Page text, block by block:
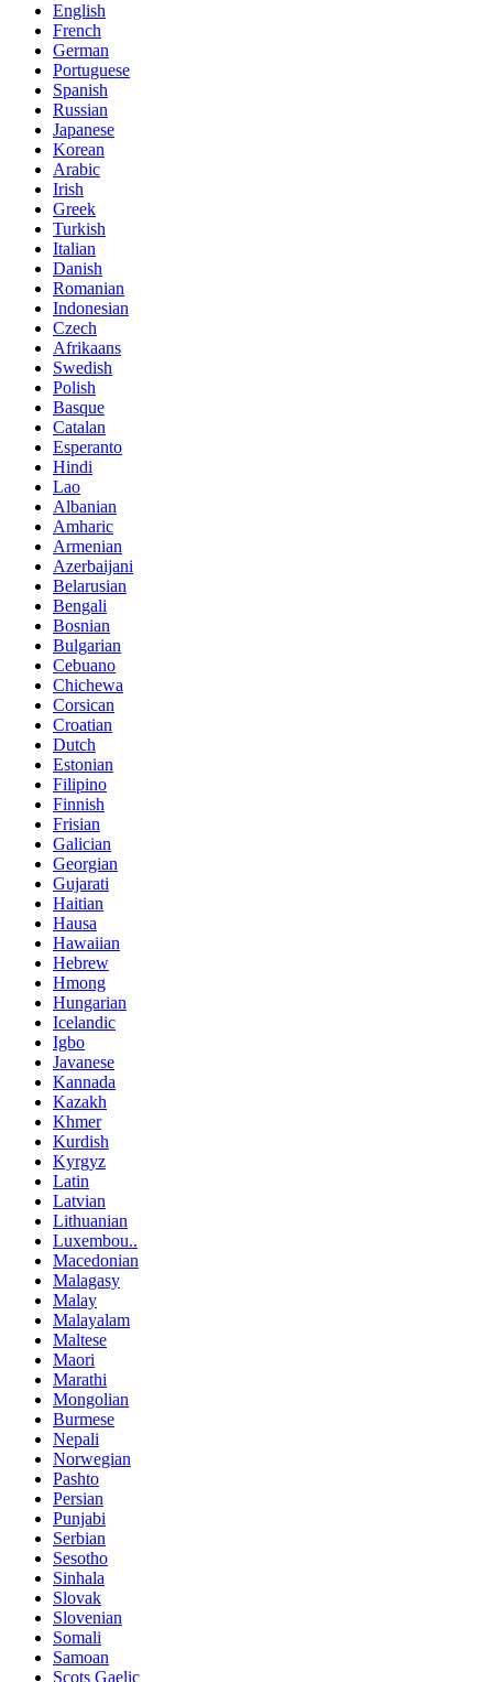
English
French
German
Portuguese
Spanish
Russian
Japanese
Korean
Arabic
Irish
Greek
Turkish
Italian
Danish
Romanian
Indonesian
Czech
Afrikaans
Swedish
Polish
Basque
Catalan
Esperanto
Hindi
Lao
Albanian
Amharic
Armenian
Azerbaijani
Belarusian
Bengali
Bosnian
Bulgarian
Cebuano
Chichewa
Corsican
Croatian
Dutch
Estonian
Filipino
Finnish
Frisian
Galician
Georgian
Gujarati
Haitian
Hausa
Hawaiian
Hebrew
Hmong
Hungarian
Icelandic
Igbo
Javanese
Kannada
Kazakh
Khmer
Kurdish
Kyrgyz
Latin
Latvian
Lithuanian
Luxembou..
Macedonian
Malagasy
Malay
Malayalam
Maltese
Maori
Marathi
Mongolian
Burmese
Nepali
Norwegian
Pashto
Persian
Punjabi
Serbian
Sesotho
Sinhala
Slovak
Slovenian
Somali
Samoan
Scots Gaelic